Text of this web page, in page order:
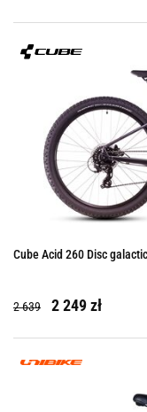
Cube Acid 260 Disc
2 639 2 249 zł